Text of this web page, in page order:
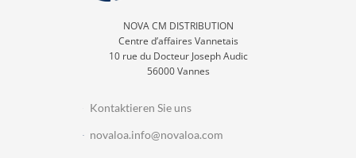
NOVA CM DISTRIBUTION
Centre d’affaires Vannetais
10 rue du Docteur Joseph Audic
56000 Vannes
Kontaktieren Sie uns
novaloa.info@novaloa.com